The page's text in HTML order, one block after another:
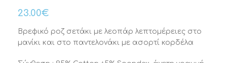
23.00€
Βρεφικό ροζ σετάκι με λεοπάρ λεπτομέρειες στο
μανίκι και στο παντελονάκι με ασορτί κορδέλα